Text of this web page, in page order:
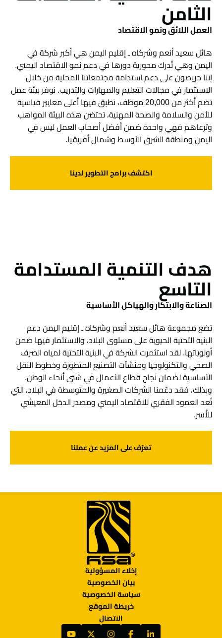
الثامن
العمل اللائق ونمو الاقتصاد
هائل سعيد أنعم وشركاه ـ إقليم اليمن هي أكبر شركة في
اليمن وهي تُدرك محورية دورها في دعم نمو الاقتصاد اليمني.
إننا حريصون على دعم استدامة مجتمعاتنا المحلية من خلال
الاستثمار في مجالات التعليم والمهارات والتدريب. نوفر بيئة عمل
تضم أكثر من 20,000 موظف، نطبق فيها أعلى معايير قياسية
للأمن والسلامة والصحة المهنية، تحتضن هذه البيئة المواهب
وترعاهم فهي واحدة ضمن أفضل أصحاب العمل ليس في
اليمن ومنطقة الشرق الأوسط وشمال أفريقيا.
اكتشف برامج التطوير لدينا
هدف التنمية المستدامة
التاسع
الصناعة والابتكار والهياكل الأساسية
تضع مجموعة هائل سعيد أنعم وشركاه ـ إقليم اليمن دعم
البنية التحتية الحيوية على مستوى البلاد، والاستثمار فيها ضمن
أولوياتها. لقد استثمرت الشركة في البنية التحتية لمياه الصرف
الصحي والتكنولوجيا ومنشآت التصنيع المتطورة وخطوط النقل
الأساسية لضمان نجاح قطاع الأعمال في شتى أنحاء الوطن.
وبذلك، فقد دعّمنا الشركات الصغيرة والمتوسطة في البلاد، التي
تُعد العمود الفقري للاقتصاد اليمني ومصدر الدخل المعيشي
للأُسر.
تعرّف على المزيد عن عملنا
إخلاء المسؤولية
بيان الخصوصية
سياسة الخصوصية
خريطة الموقع
الاتصال